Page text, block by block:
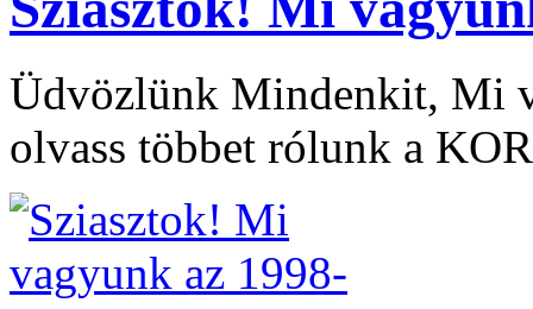
Üdvözlünk Mindenkit, Mi
olvass többet rólunk a